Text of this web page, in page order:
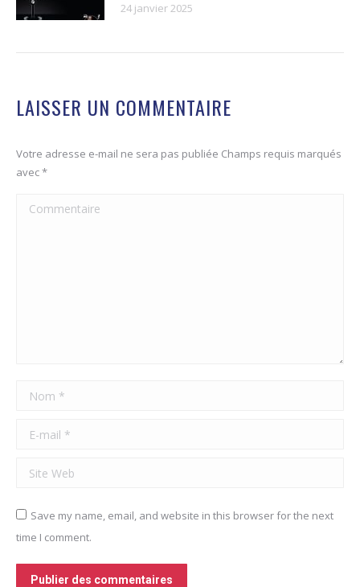
24 janvier 2025
LAISSER UN COMMENTAIRE
Votre adresse e-mail ne sera pas publiée Champs requis marqués
avec*
Commentaire
Nom *
E-mail *
Site Web
Save my name, email, and website in this browser for the next
time I comment.
Publier des commentaires